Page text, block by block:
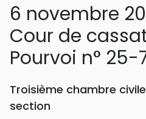
6 novembre
Cour de
Pourvoi n° 25-
Troisième chambre
section